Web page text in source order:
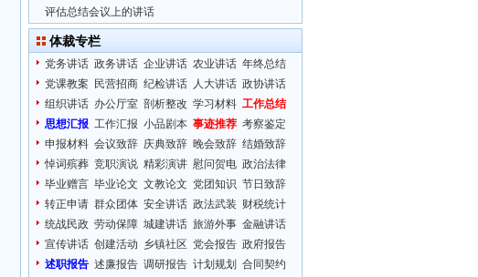
评估总结会议上的讲话
体裁专栏
党务讲话 政务讲话 企业讲话 农业讲话 年终总结
党课教案
民营招商 纪检讲话 人大讲话 政协讲话
组织讲话 办公厅室 剖析整改 学习材料 工作总结
思想汇报 工作汇报 小品剧本 事迹推荐 考察鉴定
申报材料 会议致辞 庆典致辞 晚会致辞 结婚致辞
悼词殡葬 竞职演说 精彩演讲 慰问贺电 政治法律
毕业赠言 毕业论文 文教论文 党团知识 节日致辞
转正申请 群众团体 安全讲话 政法武装 财税统计
统战民政 劳动保障 城建讲话 旅游外事 金融讲话
宣传讲话 创建活动 乡镇社区 党会报告 政府报告
述职报告 述廉报告 调研报告 计划规划
合同契约